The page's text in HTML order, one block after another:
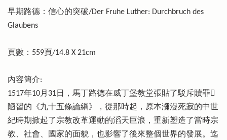
早期路德：信心的突破/Der Fruhe Luther: Durchbruch des
Glaubens
頁數：559頁/14.8 X 21cm
內容簡介:
1517年10月31日，馬丁路德在威丁堡教堂張貼了駁斥贖罪
陋習的《九十五條論綱》，從那時起，原本瀰漫死寂的中世
紀時期掀起了宗教改革運動的滔天巨浪，重新塑造了當時宗
教、社會、國家的面貌，也影響了後來整個世界的發展。迄